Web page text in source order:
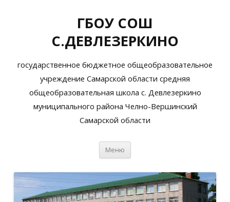
ГБОУ СОШ
С.ДЕВЛЕЗЕРКИНО
государственное бюджетное общеобразовательное
учреждение Самарской области средняя
общеобразовательная школа с. Девлезеркино
муниципального района Челно-Вершинский
Самарской области
Меню